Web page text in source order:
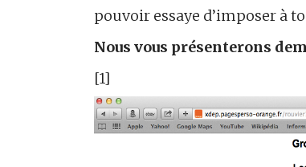
pouvoir essaye d’imposer à
Nous vous présenterons
[1]